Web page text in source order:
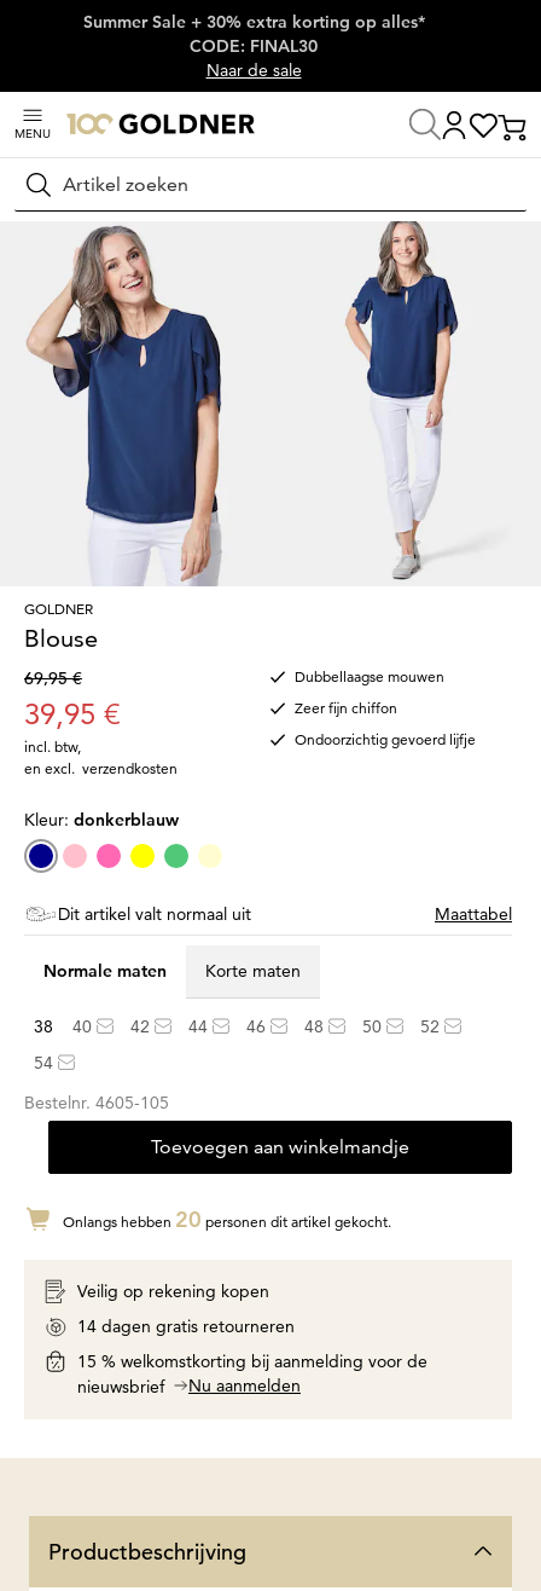
Skip naar hoofdinhoud
Summer Sale + 30% extra korting op alles*
CODE: FINAL30
Naar de sale
MENU
Zoeken
Thuis Damesmode
GOLDNER
Blouse
69,95 €
39,95 €
incl. btw,
en excl. verzendkosten
Dubbellaagse mouwen
Zeer fijn chiffon
Ondoorzichtig gevoerd lijfje
Kleur: donkerblauw
Dit artikel valt normaal uit Maattabel
Normale maten Korte maten
38 40 42 44 46 48 50
52
54
Bestelnr. 4605-105
Toevoegen aan winkelmandje
Onlangs hebben 20 personen dit artikel gekocht.
Veilig op rekening kopen
14 dagen gratis retourneren
15 % welkomstkorting bij aanmelding voor de
nieuwsbrief
Nu aanmelden
Productbeschrijving